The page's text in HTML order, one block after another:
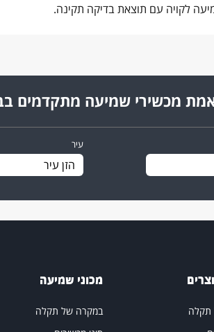
לקויה עם תוצאת בדיקה תקינה.
מכשירי שמיעה מתקדמים
עיר
תקלה
מכוני שמיעה
במקרה של תקלה